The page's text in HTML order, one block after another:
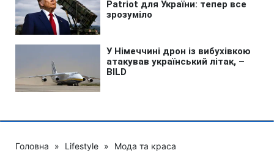
Головна » Lifestyle » Мода та краса